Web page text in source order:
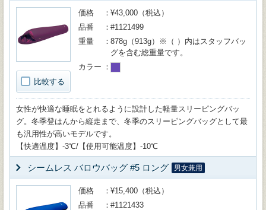
比較する
価格
¥43,000（税込）
品番
#1121499
重量
878g（913g）※（ ）内はスタッフバッ
グを含む総重量です。
カラー
女性が快適な睡眠をとれるように設計した軽量スリーピングバッ
グ。冬季登はんから縦走まで、冬季のスリーピングバッグとして最
も汎用性が高いモデルです。
【快適温度】-3℃/【使用可能温度】-10℃
シームレス バロウバッグ #5 ロング 男女兼用
価格
¥15,400（税込）
品番
#1121433